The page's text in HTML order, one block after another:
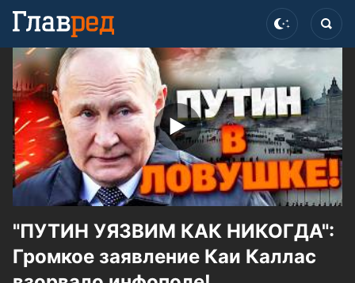
"ПУТИН УЯЗВИМ КАК НИКОГДА":
Громкое заявление Каи Каллас